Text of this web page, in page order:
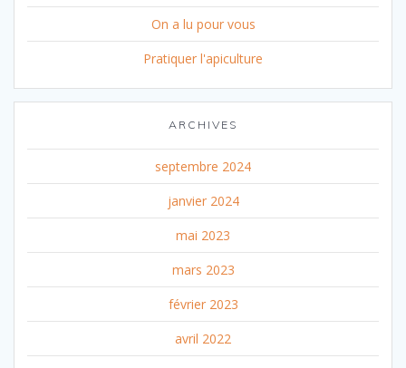
On a lu pour vous
Pratiquer l'apiculture
ARCHIVES
septembre 2024
janvier 2024
mai 2023
mars 2023
février 2023
avril 2022